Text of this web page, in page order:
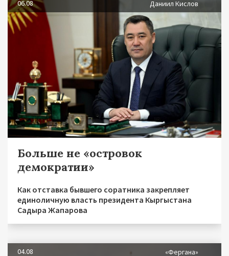
06.08 Даниил Кислов
Больше не «островок
демократии»
Как отставка бывшего соратника закрепляет
единоличную власть президента Кыргыстана
Садыра Жапарова
04.08 «Фергана»